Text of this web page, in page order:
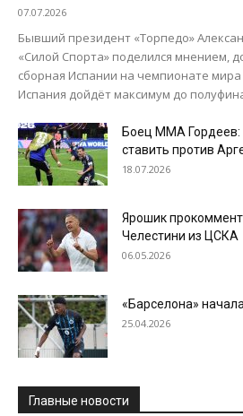
07.07.2026
Бывший президент «Торпедо»
«Силой Спорта» поделился мнением,
сборная Испании на чемпионате мира
Испания дойдёт максимум до
Боец ММА
ставить против
18.07.2026
Ярошик
Челестини из ЦСКА
06.05.2026
«Барселона»
25.04.2026
Главные новости